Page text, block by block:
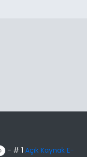
- # 1Açık Kaynak E-